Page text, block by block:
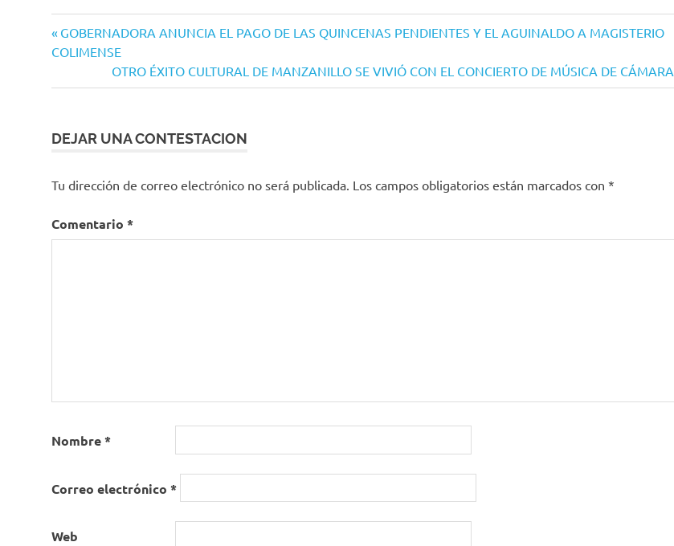
Navegación
de
entradas
Entrada
anterior:
GOBERNADORA ANUNCIA EL PAGO DE LAS QUINCENAS PENDIENTES Y EL AGUINALDO A MAGISTERIO
COLIMENSE
Siguiente
entrada:
OTRO ÉXITO CULTURAL DE MANZANILLO SE VIVIÓ CON EL CONCIERTO DE MÚSICA DE CÁMARA
DEJAR UNA CONTESTACION
Tu dirección de correo electrónico no será publicada. Los campos obligatorios están marcados con *
Comentario *
Nombre*
Correo electrónico *
Web